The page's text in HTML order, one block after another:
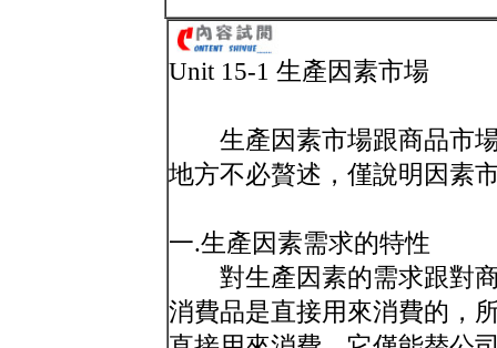
Unit 15-1 生產因素市場
生產因素市場跟商品市場
地方不必贅述，僅說明因素
一.生產因素需求的特性
對生產因素的需求跟對商
消費品是直接用來消費的，